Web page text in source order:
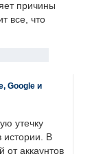
причины
все, что
Google и
утечку
истории. В
от аккаунтов